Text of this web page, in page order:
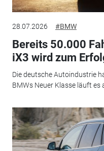
28.07.2026 #BMW
Bereits 50.000
iX3 wird zum
Die deutsche Autoindustrie
BMWs Neuer Klasse läuft es